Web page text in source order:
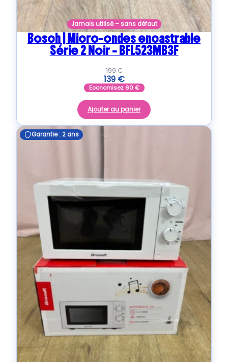
Jamais utilisé – sans défaut
Bosch | Micro-ondes encastrable
Série 2 Noir – BFL523MB3F
199€
139 €
Economisez 60€
Ajouter au panier
Garantie : 2 ans